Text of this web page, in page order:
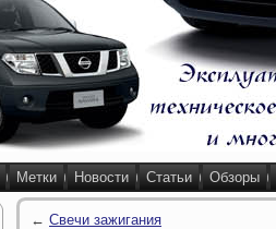
Метки Новости Статьи Обзоры
← Свечи зажигания